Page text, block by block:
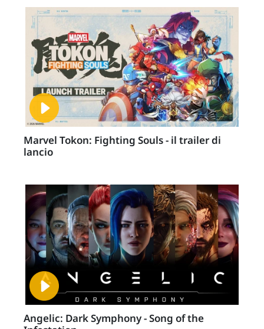
Marvel Tokon: Fighting Souls - il trailer di
lancio
Angelic: Dark Symphony - Song of the